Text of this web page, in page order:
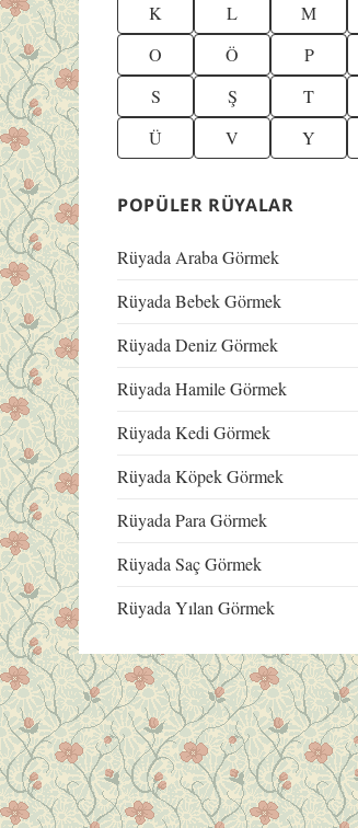
K
L M
O
Ö P
S
Ş T
Ü
V Y
POPÜLER RÜYALAR
Rüyada Araba Görmek
Rüyada Bebek Görmek
Rüyada Deniz Görmek
Rüyada Hamile Görmek
Rüyada Kedi Görmek
Rüyada Köpek Görmek
Rüyada Para Görmek
Rüyada Saç Görmek
Rüyada Yılan Görmek